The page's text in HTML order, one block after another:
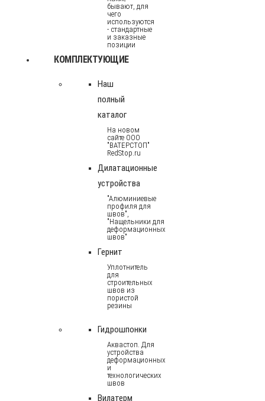
бывают, для
чего
используются
- стандартные
и заказные
позиции
КОМПЛЕКТУЮЩИЕ
Наш
полный
каталог
На новом
сайте ООО
"ВАТЕРСТОП"
RedStop.ru
Дилатационные
устройства
"Алюминиевые
профиля для
швов",
"Нащельники для
деформационных
швов"
Гернит
Уплотнитель
для
строительных
швов из
пористой
резины
Гидрошпонки
Аквастоп. Для
устройства
деформационных
и
технологических
швов
Вилатерм